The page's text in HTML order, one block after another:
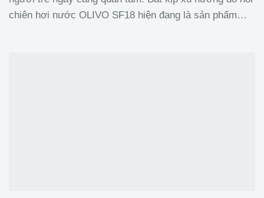
chiên hơi nước OLIVO SF18 hiện đang là sản phẩm